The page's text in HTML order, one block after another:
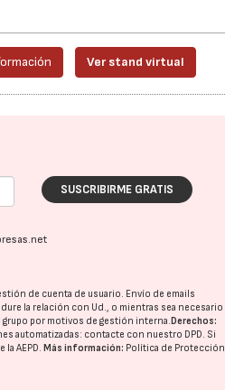
Ver stand virtual
SUSCRIBIRME GRATIS
de cuenta de usuario. Envío de emails
la relación con Ud., o mientras sea necesario
grupo por motivos de gestión interna. Derechos:
automatizadas: contacte con nuestro DPD. Si
laAEPD. Más información: Política de